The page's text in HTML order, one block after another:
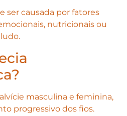
ser causada por fatores
nutricionais ou
masculina e feminina,
progressivo dos fios.